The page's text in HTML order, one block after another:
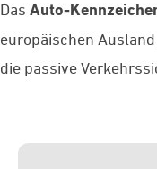
Das Auto-
europäischen
die passive